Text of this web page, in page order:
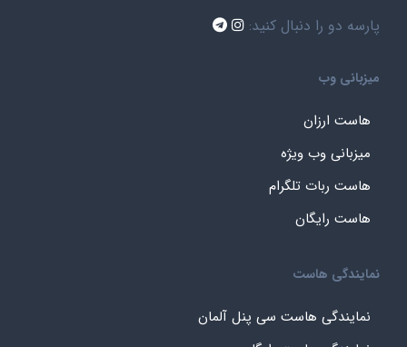
پارسه دو را دنبال کنید:
میزبانی وب
هاست ارزان
میزبانی وب ویژه
هاست ربات تلگرام
هاست رایگان
نمایندگی هاست
نمایندگی هاست سی پنل آلمان